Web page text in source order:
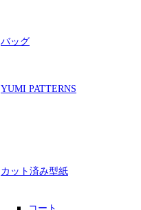
バッグ
YUMI PATTERNS
カット済み型紙